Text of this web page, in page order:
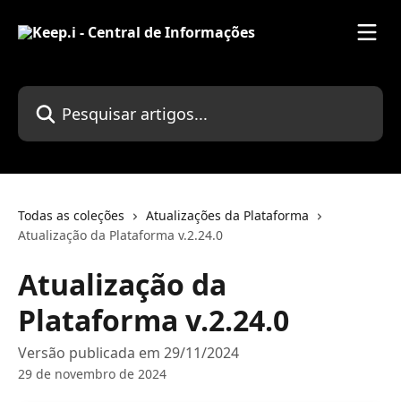
Pesquisar artigos...
Todas as coleções
Atualizações da Plataforma
Atualização da Plataforma v.2.24.0
Atualização da
Plataforma v.2.24.0
Versão publicada em 29/11/2024
29 de novembro de 2024